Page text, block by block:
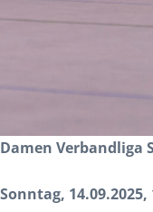
Damen Verbandliga
Sonntag,